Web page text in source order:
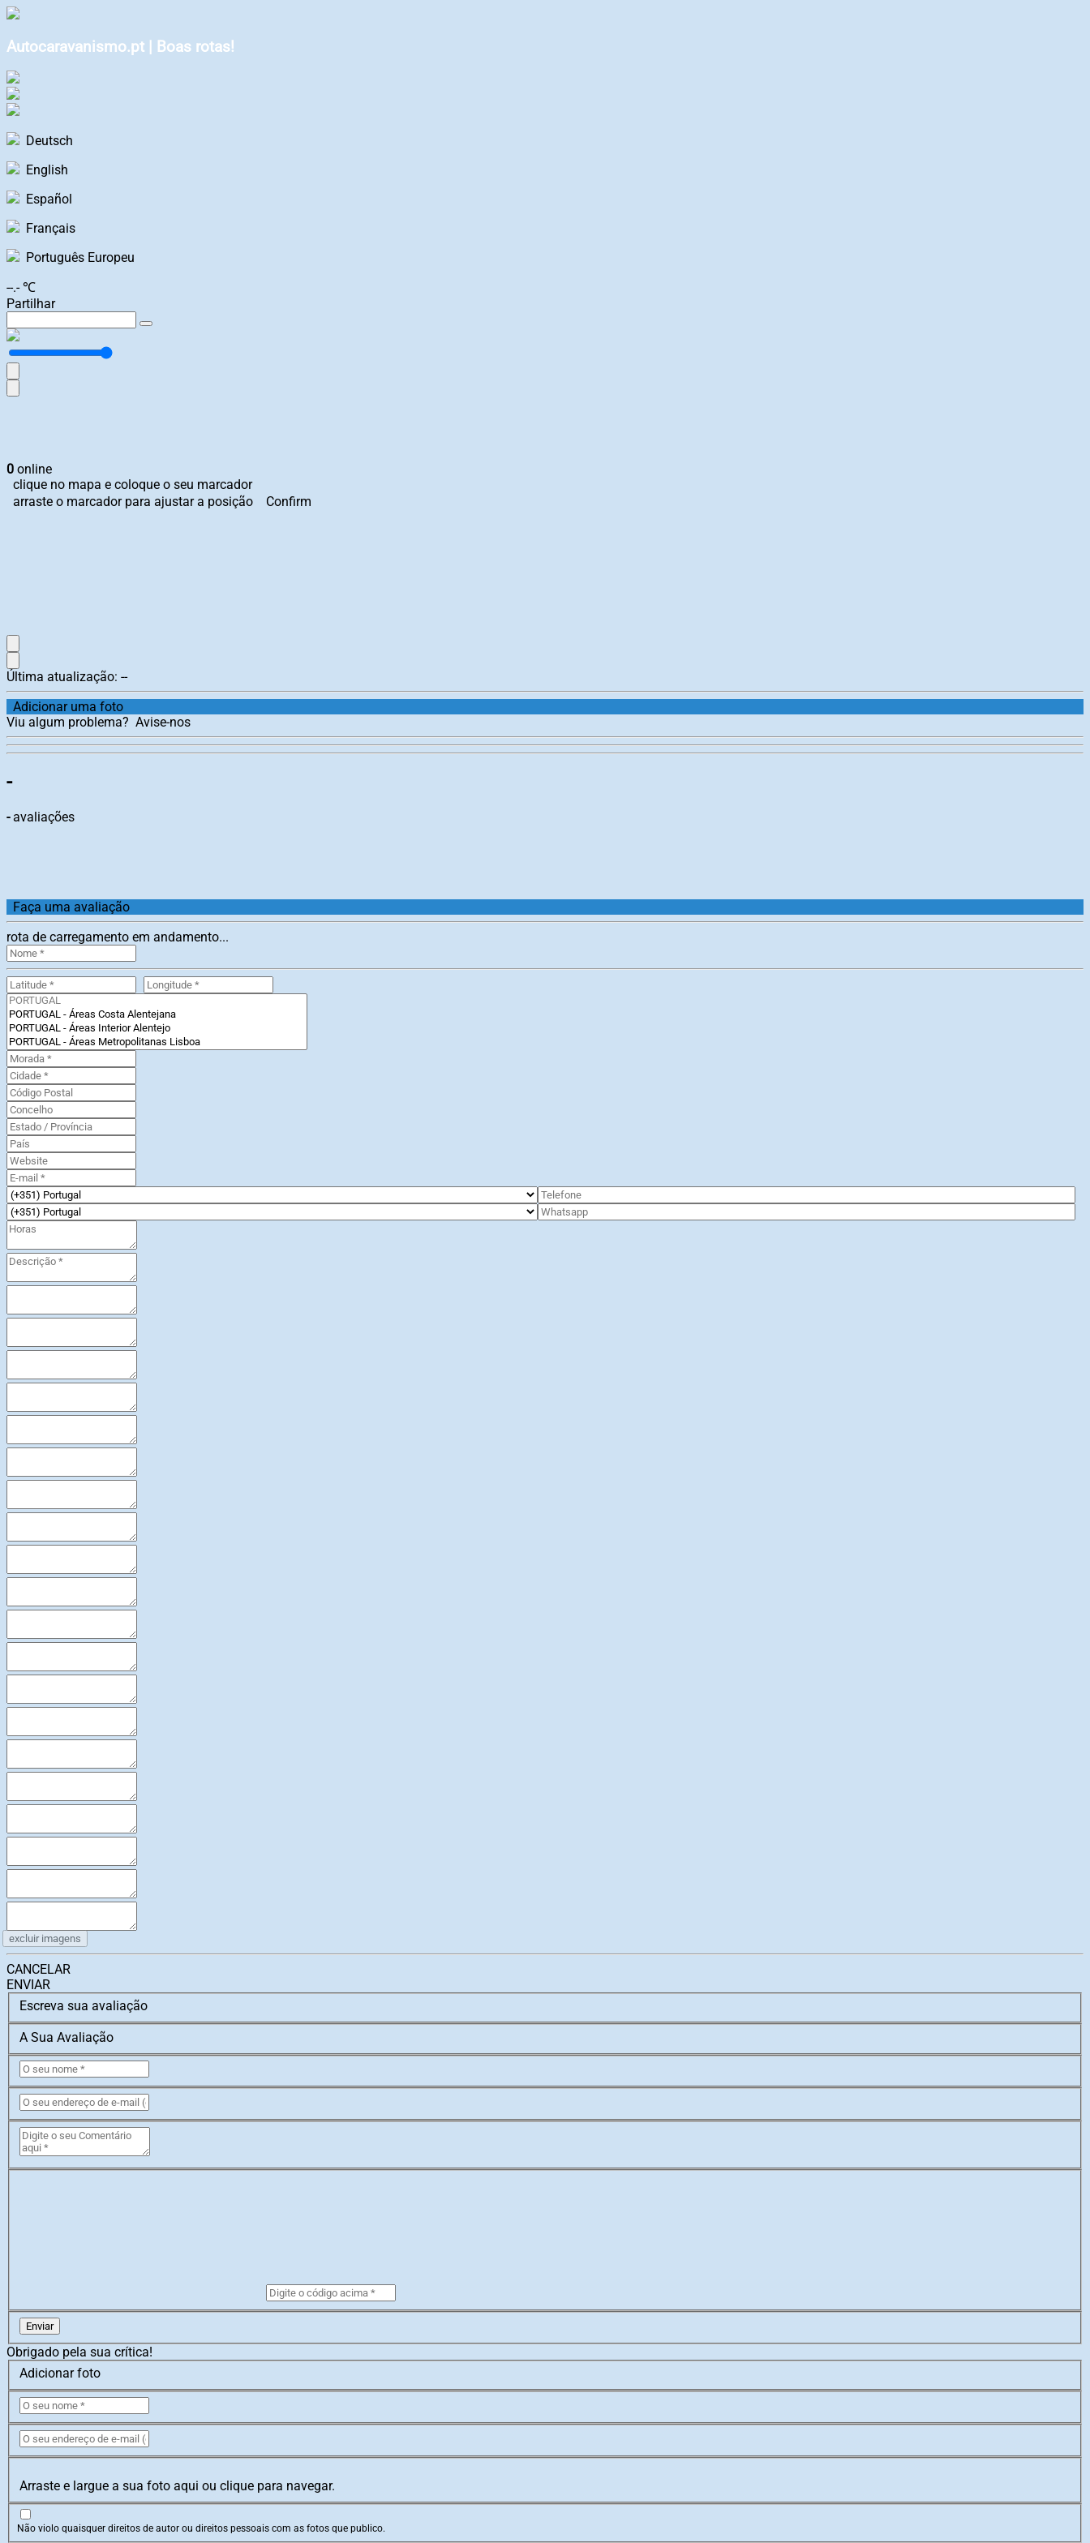
Autocaravanismo.pt | Boas rotas!
Deutsch
English
Español
Français
Português Europeu
--.- ℃
Partilhar
0 online
clique no mapa e coloque o seu marcador
arraste o marcador para ajustar a posição
Confirm
Última atualização: --
Adicionar uma foto
Viu algum problema? Avise-nos
-
-avaliações
Faça uma avaliação
rota de carregamento em andamento...
excluir imagens
CANCELAR
ENVIAR
Escreva sua avaliação
A Sua Avaliação
Enviar
Obrigado pela sua crítica!
Adicionar foto
Arraste e largue a sua foto aqui ou clique para navegar.
Não violo quaisquer direitos de autor ou direitos pessoais com as fotos que publico.